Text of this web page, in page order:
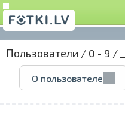
Пользователи / 0 - 9 /
О пользователе